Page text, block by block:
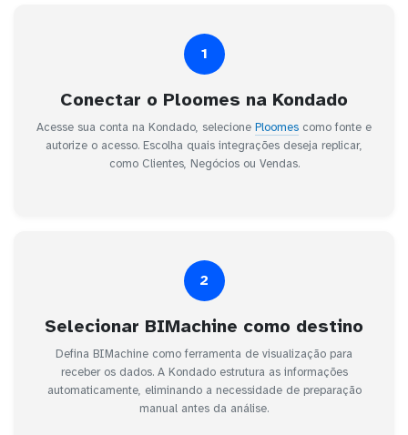
1
Conectar o Ploomes na Kondado
Acesse sua conta na Kondado, selecione Ploomes como fonte e
autorize o acesso. Escolha quais integrações deseja replicar,
como Clientes, Negócios ou Vendas.
2
Selecionar BIMachine como destino
Defina BIMachine como ferramenta de visualização para
receber os dados. A Kondado estrutura as informações
automaticamente, eliminando a necessidade de preparação
manual antes da análise.